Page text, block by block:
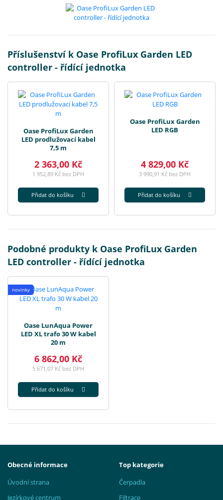
Příslušenství k Oase ProfiLux Garden LED
controller - řídící jednotka
Oase ProfiLux Garden
LED prodlužovací kabel
7,5 m
2 363,00 Kč
1 952,89 Kč bez DPH
Přidat do košíku
Oase ProfiLux Garden
LED RGB
4 829,00 Kč
3 990,91 Kč bez DPH
Přidat do košíku
Podobné produkty k Oase ProfiLux Garden
LED controller - řídící jednotka
novinky
Oase LunAqua Power
LED XL trafo 30 W kabel
20 m
6 862,00 Kč
5 671,07 Kč bez DPH
Přidat do košíku
Obecné informace
Úvodní strana
Jezírkové centrum
Top kategorie
Čerpadla
Filtrace